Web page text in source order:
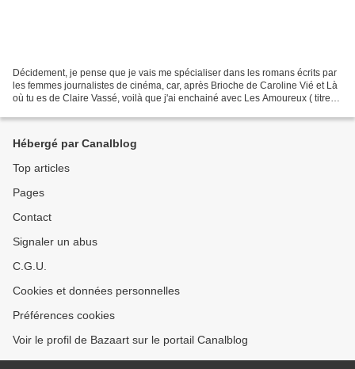
Décidement, je pense que je vais me spécialiser dans les romans écrits par
les femmes journalistes de cinéma, car, après Brioche de Caroline Vié et Là
où tu es de Claire Vassé, voilà que j'ai enchainé avec Les Amoureux ( titre
Hébergé par Canalblog
Top articles
Pages
Contact
Signaler un abus
C.G.U.
Cookies et données personnelles
Préférences cookies
Voir le profil de Bazaart sur le portail Canalblog